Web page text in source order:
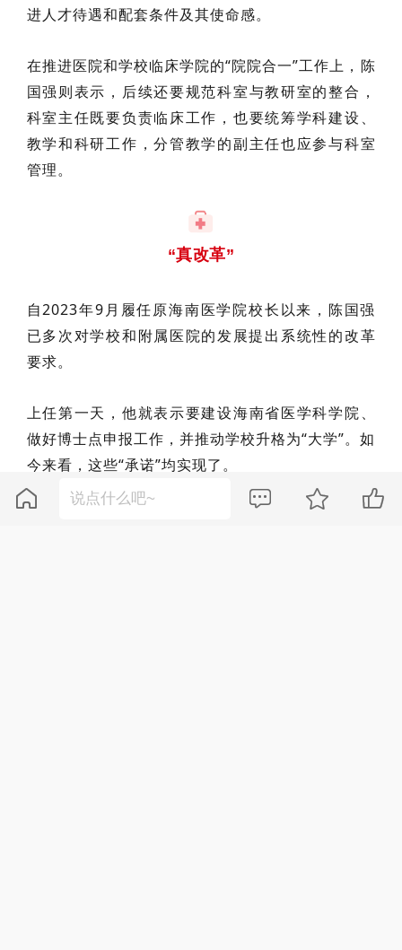
进人才待遇和配套条件及其使命感。
在推进医院和学校临床学院的“院院合一”工作上，陈
国强则表示，后续还要规范科室与教研室的整合 ，
科室主任既要负责临床工作，也要统筹学科建设、
教学和科研工作 ，分管教学的副主任也应参与科室
管理。
“真改革”
自2023年9月履任原海南医学院校长以来，陈国强
已多次对学校和附属医院的发展提出系统性的改革
要求。
上任第一天，他就表示要建设海南省医学科学院、
做好博士点申报工作，并推动学校升格为“大学”。如
今来看，这些“承诺”均实现了。
陈国强也多次直言不讳，公开指出改革不可避免会
   